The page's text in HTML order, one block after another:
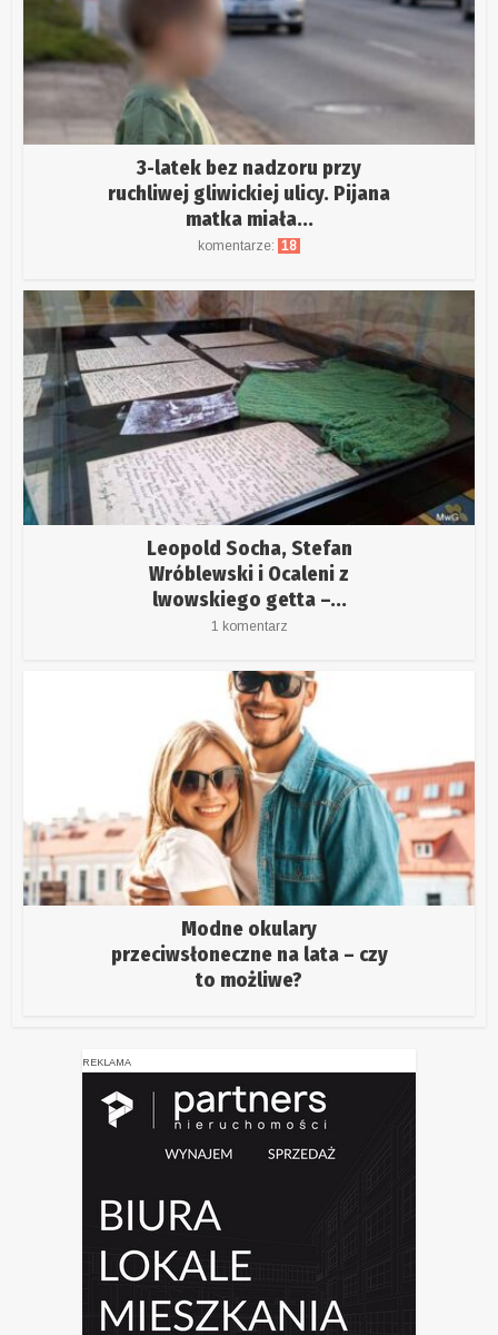
3-latek bez nadzoru przy
ruchliwej gliwickiej ulicy. Pijana
matka miała...
komentarze: 18
Leopold Socha, Stefan
Wróblewski i Ocaleni z
lwowskiego getta –...
1 komentarz
Modne okulary
przeciwsłoneczne na lata – czy
to możliwe?
REKLAMA